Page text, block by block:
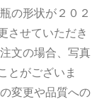
の形状が２０２
させていただき
文の場合、写真
とがございま
変更や品質への